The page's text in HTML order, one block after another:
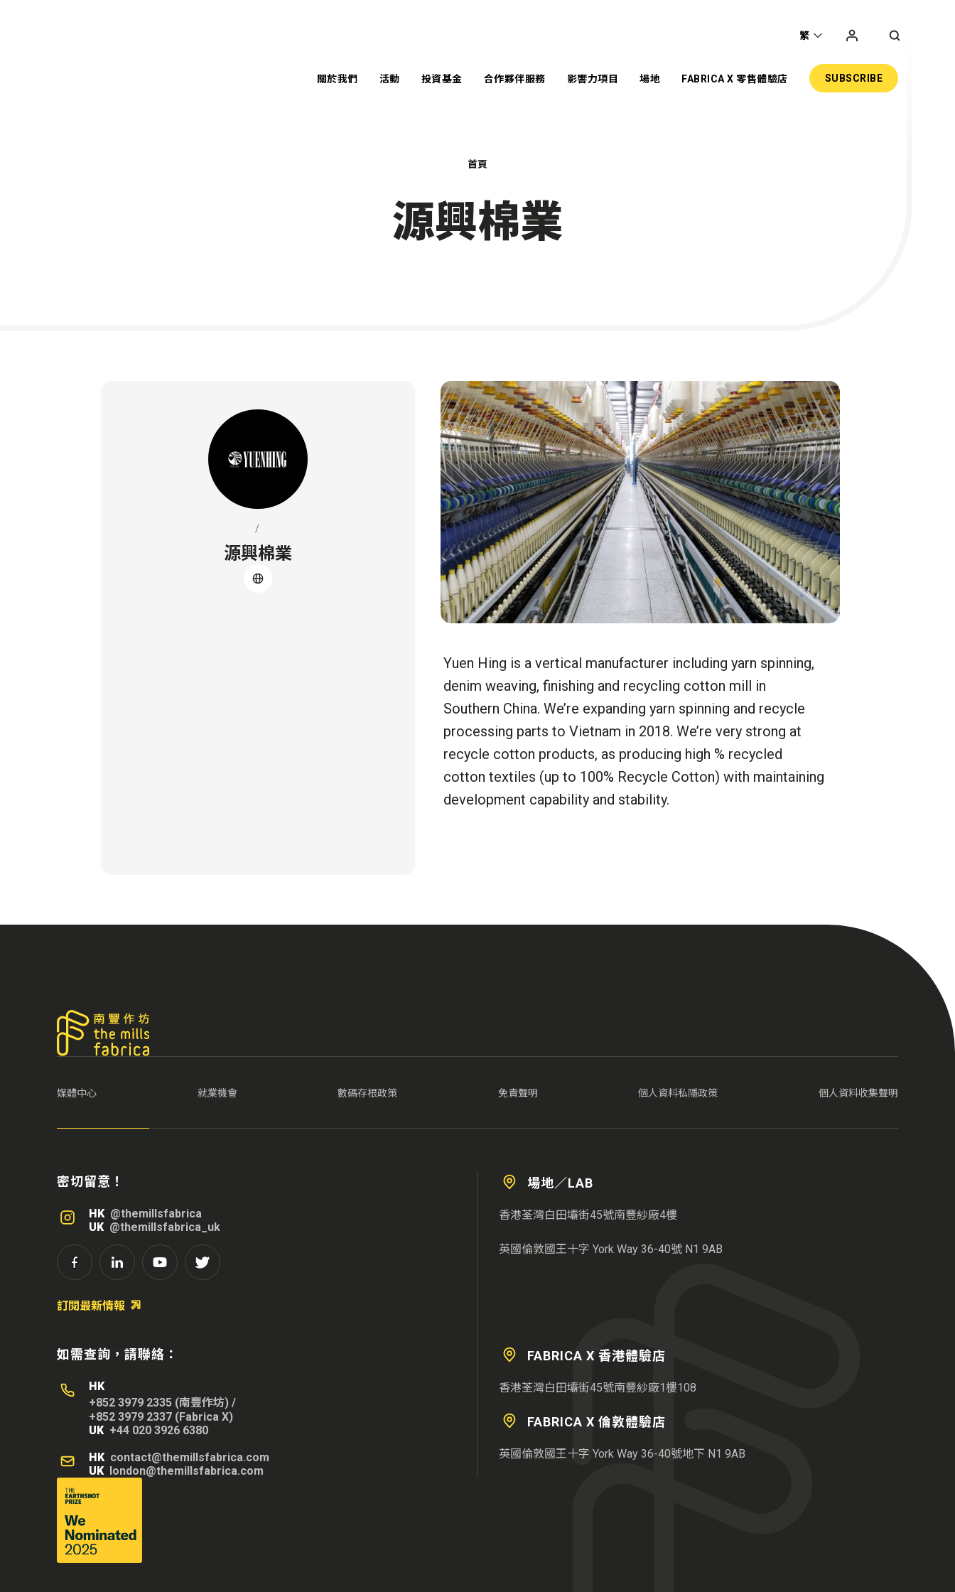
關於我們 活動 投資基金 合作夥伴服務
學校服務
影響力項目
全球變革獎
InnoWelltors’ Day
場地
原型製作空間
FABRICA X 零售體驗店 SUBSCRIBE
繁
首頁
源興棉業
/
源興棉業
Yuen Hing is a vertical manufacturer including yarn spinning,
denim weaving, finishing and recycling cotton mill in
Southern China. We’re expanding yarn spinning and recycle
processing parts to Vietnam in 2018. We’re very strong at
recycle cotton products, as producing high % recycled
cotton textiles (up to 100% Recycle Cotton) with maintaining
development capability and stability.
媒體中心 就業機會 數碼存根政策 免責聲明 個人資料私隱政策 個人資料收集聲明
密切留意！
HK @themillsfabrica
UK @themillsfabrica_uk
訂閱最新情報
場地／LAB
香港荃灣白田壩街45號南豐紗廠4樓
英國倫敦國王十字 York Way 36-40號 N1 9AB
FABRICA X 香港體驗店
香港荃灣白田壩街45號南豐紗廠1樓108
FABRICA X 倫敦體驗店
英國倫敦國王十字 York Way 36-40號地下 N1 9AB
如需查詢，請聯絡：
HK
+852 3979 2335 (南豐作坊) /
+852 3979 2337 (Fabrica X)
UK +44 020 3926 6380
HK contact@themillsfabrica.com
UK london@themillsfabrica.com